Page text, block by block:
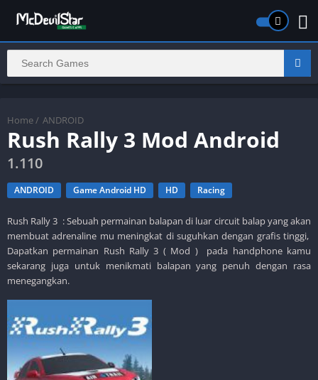
Home / ANDROID
Rush Rally 3 Mod Android
1.110
ANDROID Game Android HD HD Racing
Rush Rally 3 : Sebuah permainan balapan di luar circuit balap yang akan
membuat adrenaline mu meningkat di suguhkan dengan grafis tinggi,
Dapatkan permainan Rush Rally 3 ( Mod ) pada handphone kamu
sekarang juga untuk menikmati balapan yang penuh dengan rasa
menegangkan.